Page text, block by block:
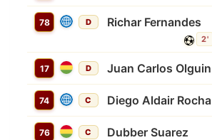
78 D Richar Fernandes
2'
17 D Juan Carlos Olguin
74 C Diego Aldair Rocha
76 C Dubber Suarez